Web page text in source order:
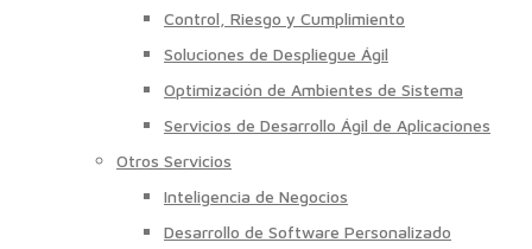
Control, Riesgo y Cumplimiento
Soluciones de Despliegue Ágil
Optimización de Ambientes de Sistema
Servicios de Desarrollo Ágil de Aplicaciones
Otros Servicios
Inteligencia de Negocios
Desarrollo de Software Personalizado